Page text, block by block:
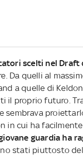
scelti nel Draft
Da quelli al
a quelle di
il proprio futuro.
sembrava
in cui ha
guardia ha
stati piuttosto